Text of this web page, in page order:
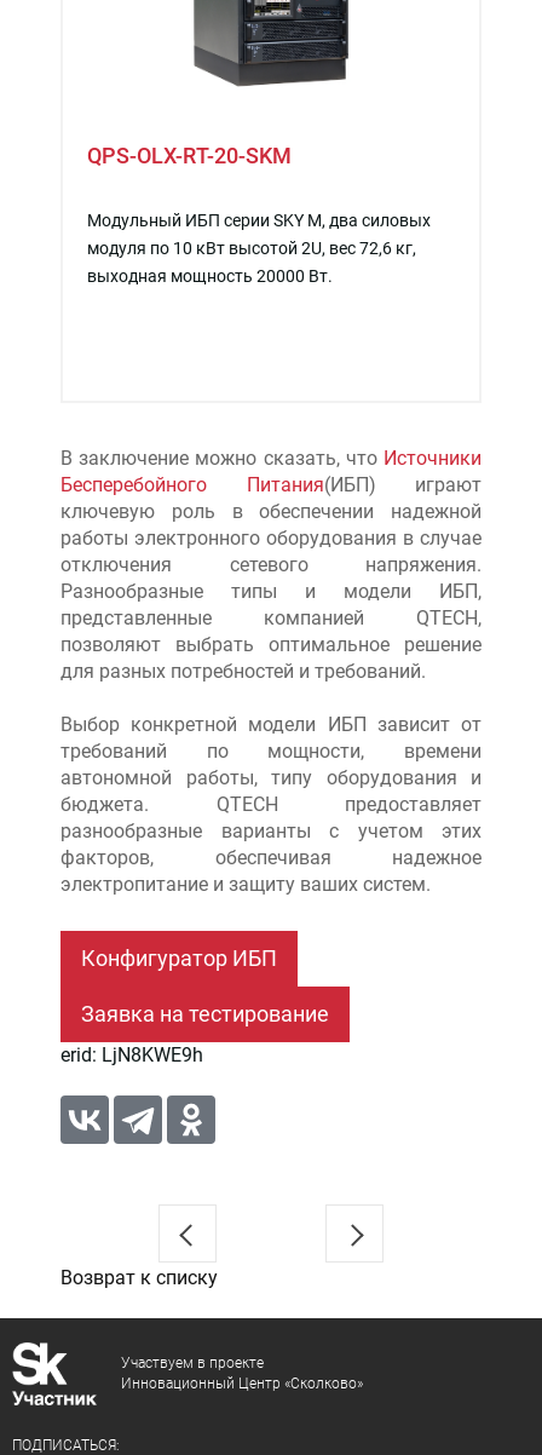
QPS-OLX-RT-20-SKM
Модульный ИБП серии SKY M, два силовых
модуля по 10 кВт высотой 2U, вес 72,6 кг,
выходная мощность 20000 Вт.
В заключение можно сказать, что Источники
Бесперебойного Питания(ИБП) играют
ключевую роль в обеспечении надежной
работы электронного оборудования в случае
отключения сетевого напряжения.
Разнообразные типы и модели ИБП,
представленные компанией QTECH,
позволяют выбрать оптимальное решение
для разных потребностей и требований.
Выбор конкретной модели ИБП зависит от
требований по мощности, времени
автономной работы, типу оборудования и
бюджета. QTECH предоставляет
разнообразные варианты с учетом этих
факторов, обеспечивая надежное
электропитание и защиту ваших систем.
erid: LjN8KWE9h
Возврат к списку
Участвуем в проекте
Инновационный Центр «Сколково»
ПОДПИСАТЬСЯ: